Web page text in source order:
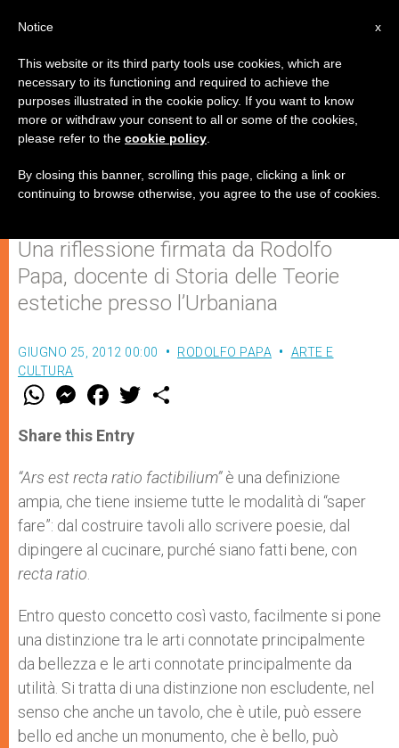
Tecnica, tecnologia, arte nella
situazione contemporanea
(Terza parte)
Una riflessione firmata da Rodolfo
Papa, docente di Storia delle Teorie
estetiche presso l’Urbaniana
GIUGNO 25, 2012 00:00 RODOLFO PAPA
ARTE E
CULTURA
W
t
s
p
p
M
e
s
e
g
e
r
F
a
e
b
o
k
w
r
Share this Entry
“Ars est recta ratio factibilium”è una definizione
ampia, che tiene insieme tutte le modalità di “saper
fare”: dal costruire tavoli allo scrivere poesie, dal
dipingere al cucinare, purché siano fatti bene, con
recta ratio
Entro questo concetto così vasto, facilmente si pone
una distinzione tra le arti connotate principalmente
da bellezza e le arti connotate principalmente da
utilità. Si tratta di una distinzione non escludente, nel
senso che anche un tavolo, che è utile, può essere
bello ed anche un monumento, che è bello, può
x
Notice
This website or its third party tools use cookies, which are
necessary to its functioning and required to achieve the
purposes illustrated in the cookie policy. If you want to know
more or withdraw your consent to all or some of the cookies,
please refer to the cookie policy
By closing this banner, scrolling this page, clicking a link or
continuing to browse otherwise, you agree to the use of cookies.